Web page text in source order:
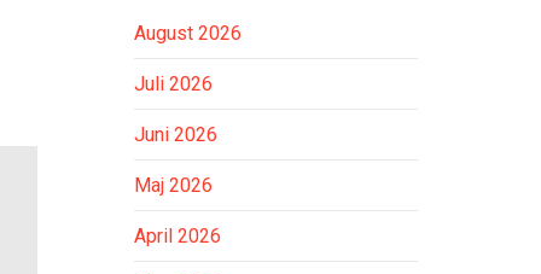
August 2026
Juli 2026
Juni 2026
Maj 2026
April 2026